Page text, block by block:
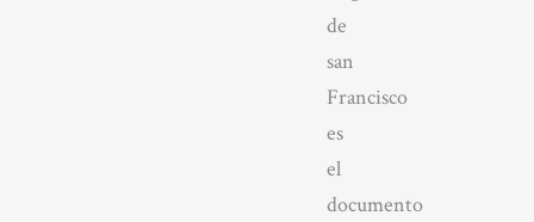
de
san
Francisco
es
el
documento